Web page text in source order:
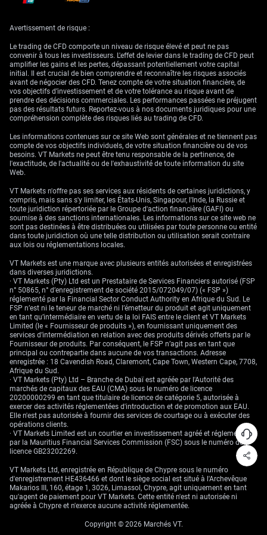
nous nous attendons à une surperformance des secteurs de la défense
principaux contractants et producteurs.
La poussée du dollar, avec l’indice DXY grimpant à 99,50, confirme un
classique mouvement de fuite vers la qualité. Cela se trouve conforté
par le recul du rendement du Treasury américain à 10 ans de 8 points de
base, à 4,07%, les investisseurs se reportant sur la dette souveraine.
L’achat d’options d’achat sur les contrats à terme sur l’or (GC) constitue
une autre stratégie clé pour se couvrir contre une instabilité accrue.
Avertissement de risque :
Le trading de CFD comporte un niveau de risque élevé et peut ne pas
convenir à tous les investisseurs. L'effet de levier dans le trading de CFD peut
amplifier les gains et les pertes, dépassant potentiellement votre capital
initial. Il est crucial de bien comprendre et reconnaître les risques associés
avant de négocier des CFD. Tenez compte de votre situation financière, de
vos objectifs d’investissement et de votre tolérance au risque avant de
prendre des décisions commerciales. Les performances passées ne préjugent
pas des résultats futurs. Reportez-vous à nos documents juridiques pour une
compréhension complète des risques liés au trading de CFD.
Les informations contenues sur ce site Web sont générales et ne tiennent pas
compte de vos objectifs individuels, de votre situation financière ou de vos
besoins. VT Markets ne peut être tenu responsable de la pertinence, de
l'exactitude, de l'actualité ou de l'exhaustivité de toute information du site
Web.
VT Markets n'offre pas ses services aux résidents de certaines juridictions, y
compris, mais sans s'y limiter, les États-Unis, Singapour, l'Inde, la Russie et
toute juridiction répertoriée par le Groupe d'action financière (GAFI) ou
soumise à des sanctions internationales. Les informations sur ce site web ne
sont pas destinées à être distribuées ou utilisées par toute personne ou entité
dans toute juridiction où une telle distribution ou utilisation serait contraire
aux lois ou réglementations locales.
VT Markets est une marque avec plusieurs entités autorisées et enregistrées
dans diverses juridictions.
· VT Markets (Pty) Ltd est un Prestataire de Services Financiers autorisé (FSP
n° 50865, n° d’enregistrement de société 2015/072049/07) (« FSP »)
réglementé par la Financial Sector Conduct Authority en Afrique du Sud. Le
FSP n’est ni le teneur de marché ni l’émetteur du produit et agit uniquement
en tant qu’intermédiaire en vertu de la loi FAIS entre le client et VT Markets
Limited (le « Fournisseur de produits »), en fournissant uniquement des
services d’intermédiation en relation avec des produits dérivés offerts par le
Fournisseur de produits. Par conséquent, le FSP n’agit pas en tant que
principal ou contrepartie dans aucune de vos transactions. Adresse
enregistrée : 18 Cavendish Road, Claremont, Cape Town, Western Cape, 7708,
Afrique du Sud.
· VT Markets (Pty) Ltd – Branche de Dubaï est agréée par l'Autorité des
marchés de capitaux des EAU (CMA) sous le numéro de licence
20200000299 en tant que titulaire de licence de catégorie 5, autorisée à
exercer des activités réglementées d'introduction et de promotion aux EAU.
Elle n'est pas autorisée à fournir des services de courtage ou à exécuter des
opérations clients.
· VT Markets Limited est un courtier en investissement agréé et réglementé
par la Mauritius Financial Services Commission (FSC) sous le numéro de
licence GB23202269.
VT Markets Ltd, enregistrée en République de Chypre sous le numéro
d'enregistrement HE436466 et dont le siège social est situé à l'Archevêque
Makarios III, 160, étage 1, 3026, Limassol, Chypre, agit uniquement en tant
qu'agent de paiement pour VT Markets. Cette entité n'est ni autorisée ni
agréée à Chypre et n'exerce aucune activité réglementée.
Copyright © 2026 Marchés VT.